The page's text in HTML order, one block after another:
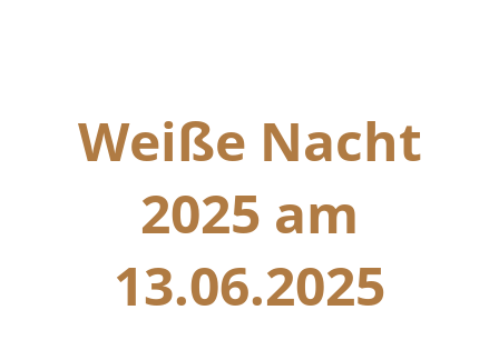
Weiße Nacht
2025 am
13.06.2025